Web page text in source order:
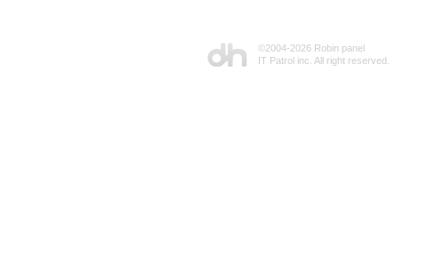
©2004-2026 Robin panel
IT Patrol inc. All right reserved.